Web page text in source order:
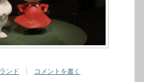
ンド コメントを書く